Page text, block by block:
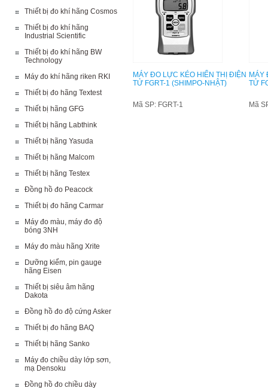
Thiết bị đo khí hãng Cosmos
Thiết bị đo khí hãng
Industrial Scientific
Thiết bị đo khí hãng BW
Technology
Máy đo khí hãng riken RKI
Thiết bị đo hãng Textest
Thiết bị hãng GFG
Thiết bị hãng Labthink
Thiết bị hãng Yasuda
Thiết bị hãng Malcom
Thiết bị hãng Testex
Đồng hồ đo Peacock
Thiết bị đo hãng Carmar
Máy đo màu, máy đo độ
bóng 3NH
Máy đo màu hãng Xrite
Dưỡng kiểm, pin gauge
hãng Eisen
Thiết bị siêu âm hãng
Dakota
Đồng hồ đo độ cứng Asker
Thiết bị đo hãng BAQ
Thiết bị hãng Sanko
Máy đo chiều dày lớp sơn,
mạ Densoku
Đồng hồ đo chiều dày
MÁY ĐO LỰC KÉO HIỂN THỊ ĐIỆN
TỬ FGRT-1 (SHIMPO-NHẬT)
Mã SP: FGRT-1
MÁY
TỬ
Mã